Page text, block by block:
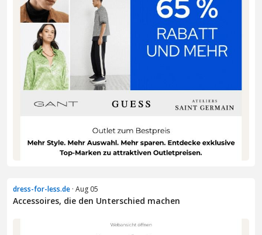
dress-for-less.de · Aug 05
Accessoires, die den Unterschied machen